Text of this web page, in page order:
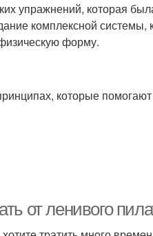
упражнений, которая
комплексной системы,
форму.
которые
от ленивого